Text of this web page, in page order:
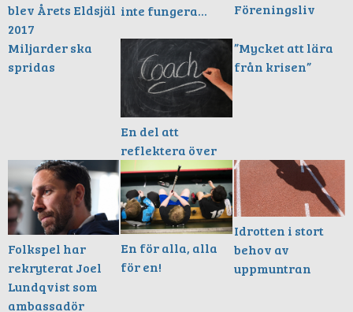
blev Årets Eldsjäl
2017
inte fungera...
Föreningsliv
Miljarder ska
spridas
En del att
reflektera över
”Mycket att lära
från krisen”
Folkspel har
rekryterat Joel
Lundqvist som
ambassadör
En för alla, alla
för en!
Idrotten i stort
behov av
uppmuntran